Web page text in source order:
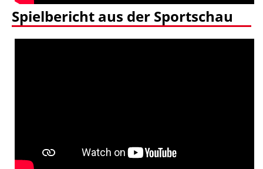
Spielbericht aus der Sportschau